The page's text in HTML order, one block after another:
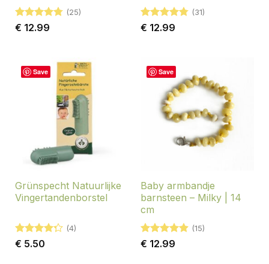
Gewaardeerd
(25)
€ 12.99
Gewaardeerd
(31)
€ 12.99
Save
Grünspecht Natuurlijke
Vingertandenborstel
Gewaardeerd
(4)
€ 5.50
Save
Baby armbandje
barnsteen – Milky | 14
cm
Gewaardeerd
(15)
€ 12.99